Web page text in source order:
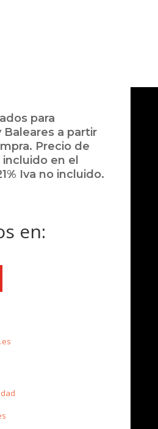
para
Baleares a partir
Precio de
en el
Iva no incluido.
en: